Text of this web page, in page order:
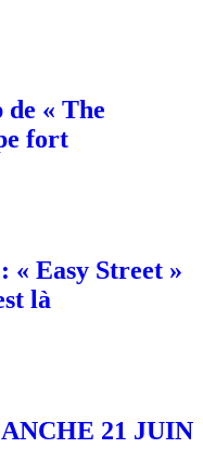
« The
fort
« Easy Street »
là
21 JUIN